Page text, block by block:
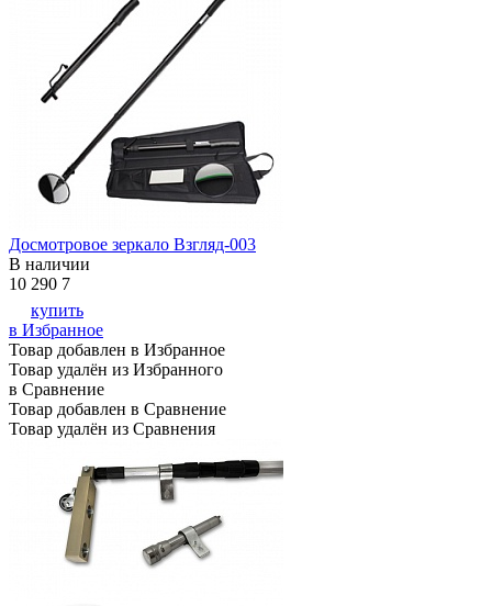
Досмотровое зеркало Взгляд-003
В наличии
10 290 7
купить
в Избранное
Товар добавлен в Избранное
Товар удалён из Избранного
в Сравнение
Товар добавлен в Сравнение
Товар удалён из Сравнения